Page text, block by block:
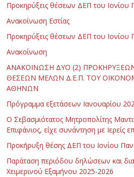
Προκηρύξεις θέσεων ΔΕΠ του Ιονίου
Ανακοίνωση Εστίας
Προκηρύξεις θέσεων ΔΕΠ του Ιονίου
Ανακοίνωση
ΑΝΑΚΟΙΝΩΣΗ ΔΥΟ (2)
ΘΕΣΕΩΝ ΜΕΛΩΝ Δ.Ε.Π. ΤΟΥ
ΑΘΗΝΩΝ
Πρόγραμμα εξετάσεων Ιανουαρίου
Ο Σεβασμιότατος Μητροπολίτης
Επιφάνιος, είχε συνάντηση με Ιερείς
Προκήρυξη θέσης ΔΕΠ του Ιονίου
Παράταση περιόδου δηλώσεων και
Χειμερινού Εξαμήνου 2025-2026